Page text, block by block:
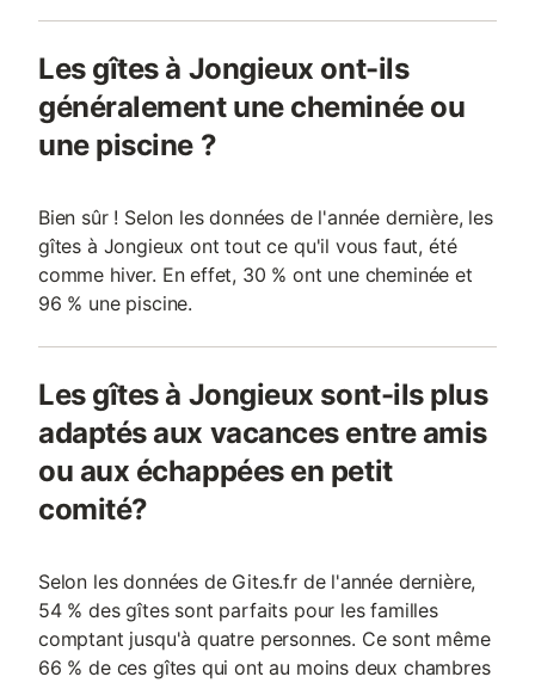
Les gîtes à Jongieux ont-ils
généralement une cheminée ou
une piscine ?
Bien sûr ! Selon les données de l'année dernière, les
gîtes à Jongieux ont tout ce qu'il vous faut, été
comme hiver. En effet, 30 % ont une cheminée et
96 % une piscine.
Les gîtes à Jongieux sont-ils plus
adaptés aux vacances entre amis
ou aux échappées en petit
comité?
Selon les données de Gites.fr de l'année dernière,
54 % des gîtes sont parfaits pour les familles
comptant jusqu'à quatre personnes. Ce sont même
66 % de ces gîtes qui ont au moins deux chambres